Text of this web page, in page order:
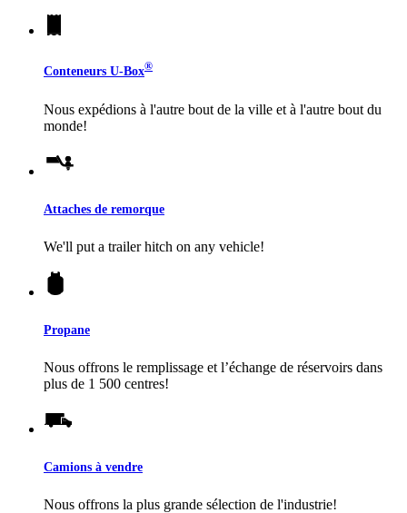
Conteneurs U-Box®
Nous expédions à l'autre bout de la ville et à l'autre bout du
monde!
Attaches de remorque
We'll put a trailer hitch on any vehicle!
Propane
Nous offrons le remplissage et l’échange de réservoirs dans
plus de 1 500 centres!
Camions à vendre
Nous offrons la plus grande sélection de l'industrie!